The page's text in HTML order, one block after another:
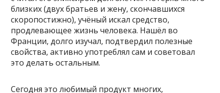
близких (двух братьев и жену, скончавшихся
скоропостижно), учёный искал средство,
продлевающее жизнь человека. Нашёл во
Франции, долго изучал, подтвердил полезные
свойства, активно употреблял сам и советовал
это делать остальным.
Сегодня это любимый продукт многих,